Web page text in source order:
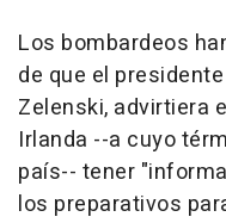
Los bombardeos
de que el
Zelenski, advirtiera
Irlanda --a cuyo
país-- tener
los preparativos